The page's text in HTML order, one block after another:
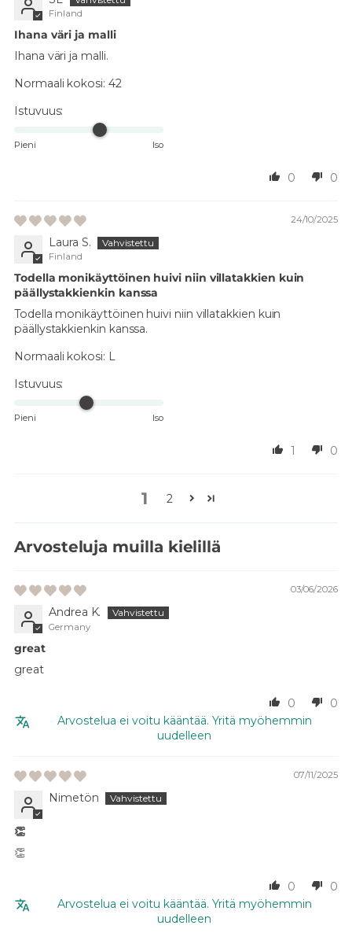
Finland
Ihana väri ja malli
Ihana väri ja malli.
Normaali kokosi: 42
Istuvuus:
Pieni Iso
0 0
24/10/2025
Laura S.
Finland
Todella monikäyttöinen huivi niin villatakkien kuin
päällystakkienkin kanssa
Todella monikäyttöinen huivi niin villatakkien kuin
päällystakkienkin kanssa.
Normaali kokosi: L
Istuvuus:
Pieni Iso
1 0
1 2
Arvosteluja muilla kielillä
03/06/2026
Andrea K.
Germany
great
great
0
0
Arvostelua ei voitu kääntää. Yritä myöhemmin
uudelleen
07/11/2025
Nimetön
👏
👏
0
0
Arvostelua ei voitu kääntää. Yritä myöhemmin
uudelleen